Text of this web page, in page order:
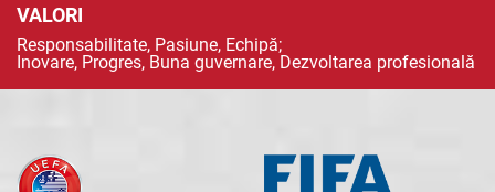
VALORI
Responsabilitate, Pasiune, Echipă;
Inovare, Progres, Buna guvernare, Dezvoltarea profesională